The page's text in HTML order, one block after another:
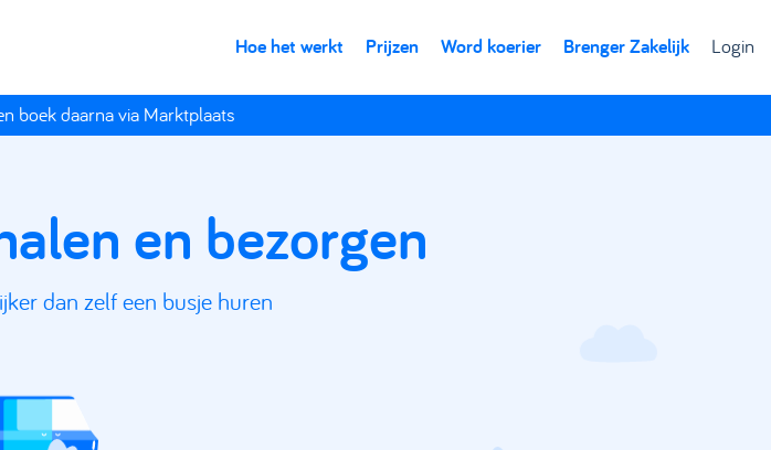
Hoe het werkt Prijzen Word koerier Brenger Zakelijk Login
boek daarna via Marktplaats
en bezorgen
dan zelf een busje huren